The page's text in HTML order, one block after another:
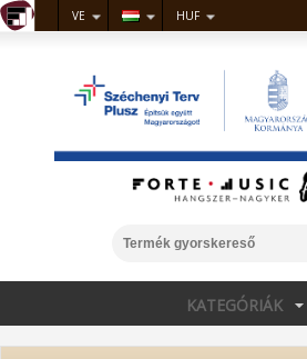
VE HUF
KATEGÓRIÁK